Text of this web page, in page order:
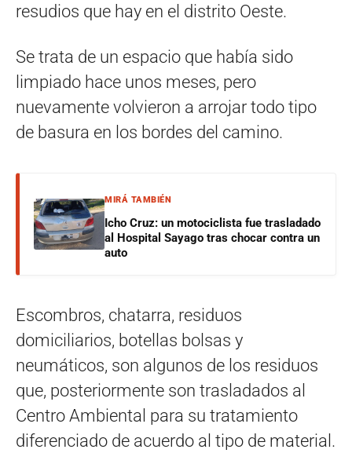
resudios que hay en el distrito Oeste.
Se trata de un espacio que había sido
limpiado hace unos meses, pero
nuevamente volvieron a arrojar todo tipo
de basura en los bordes del camino.
MIRÁ TAMBIÉN
Icho Cruz: un motociclista fue trasladado
al Hospital Sayago tras chocar contra un
auto
Escombros, chatarra, residuos
domiciliarios, botellas bolsas y
neumáticos, son algunos de los residuos
que, posteriormente son trasladados al
Centro Ambiental para su tratamiento
diferenciado de acuerdo al tipo de material.